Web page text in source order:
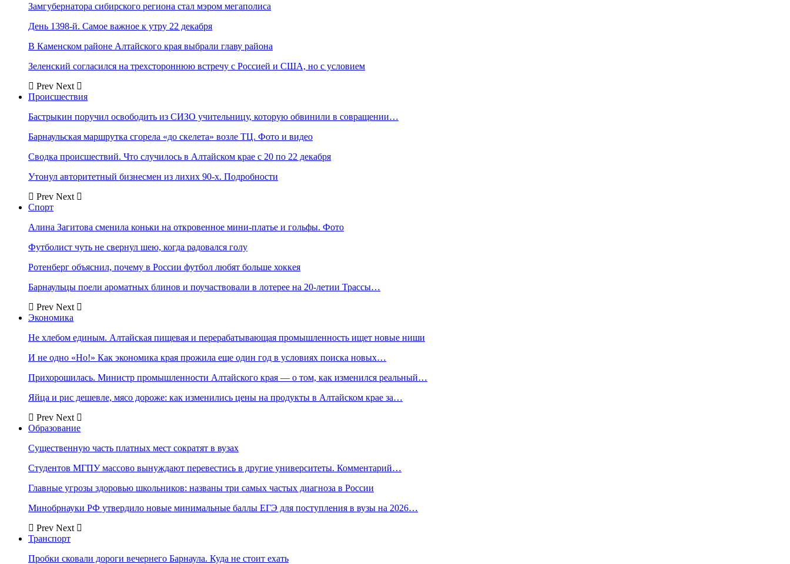
Замгубернатора сибирского региона стал мэром мегаполиса
День 1398-й. Самое важное к утру 22 декабря
В Каменском районе Алтайского края выбрали главу района
Зеленский согласился на трехстороннюю встречу с Россией и США, но с условием
Prev Next
Происшествия
Бастрыкин поручил освободить из СИЗО учительницу, которую обвинили в совращении…
Барнаульская маршрутка сгорела «до скелета» возле ТЦ. Фото и видео
Сводка происшествий. Что случилось в Алтайском крае с 20 по 22 декабря
Утонул авторитетный бизнесмен из лихих 90-х. Подробности
Prev Next
Спорт
Алина Загитова сменила коньки на откровенное мини-платье и гольфы. Фото
Футболист чуть не свернул шею, когда радовался голу
Ротенберг объяснил, почему в России футбол любят больше хоккея
Барнаульцы поели ароматных блинов и поучаствовали в лотерее на 20-летии Трассы…
Prev Next
Экономика
Не хлебом единым. Алтайская пищевая и перерабатывающая промышленность ищет новые ниши
И не одно «Но!» Как экономика края прожила еще один год в условиях поиска новых…
Прихорошилась. Министр промышленности Алтайского края — о том, как изменился реальный…
Яйца и рис дешевле, мясо дороже: как изменились цены на продукты в Алтайском крае за…
Prev Next
Образование
Существенную часть платных мест сократят в вузах
Студентов МГПУ массово вынуждают перевестись в другие университеты. Комментарий…
Главные угрозы здоровью школьников: названы три самых частых диагноза в России
Минобрнауки РФ утвердило новые минимальные баллы ЕГЭ для поступления в вузы на 2026…
Prev Next
Транспорт
Пробки сковали дороги вечернего Барнаула. Куда не стоит ехать